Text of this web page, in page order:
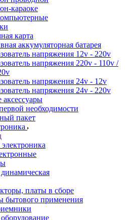
караоке
карта
аккумуляторная батарея
напряжения 12v - 220v
напряжения 220v - 110v /
напряжения 24v - 12v
напряжения 24v - 220v
необходимости
пакет
платы в сборе
бытового применения